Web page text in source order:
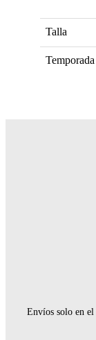
Talla
Temporada
Envíos solo en